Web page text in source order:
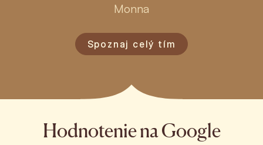
Monna
Spoznaj celý tím
Hodnotenie na Google